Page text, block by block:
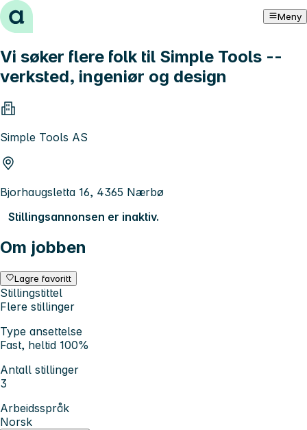
Hopp til innhold Meny
Vi søker flere folk til Simple Tools --
verksted, ingeniør og design
Simple Tools AS
Bjorhaugsletta 16, 4365 Nærbø
Stillingsannonsen er inaktiv.
Om jobben
Lagre favoritt
Stillingstittel
Flere stillinger
Type ansettelse
Fast, heltid 100%
Antall stillinger
3
Arbeidsspråk
Norsk